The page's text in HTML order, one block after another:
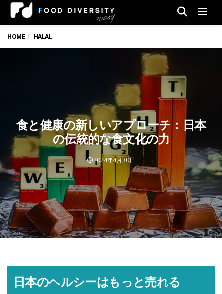
HOME HALAL
食と健康の新しいアプローチ：日本
の伝統的な食文化の力
2024年4月30日
日本のヘルシーはもっと売れる